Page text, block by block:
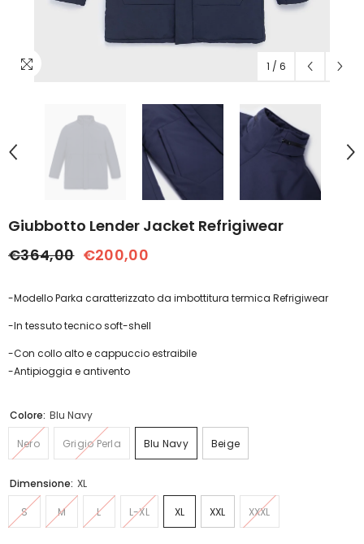
1 / 6
Giubbotto Lender Jacket Refrigiwear
€364,00 €200,00
-Modello Parka caratterizzato da imbottitura termica Refrigiwear
-In tessuto tecnico soft-shell
-Con collo alto e cappuccio estraibile
-Antipioggia e antivento
Colore: Blu Navy
Nero Grigio Perla Blu Navy Beige
Dimensione: XL
S M L L-XL XL XXL XXXL